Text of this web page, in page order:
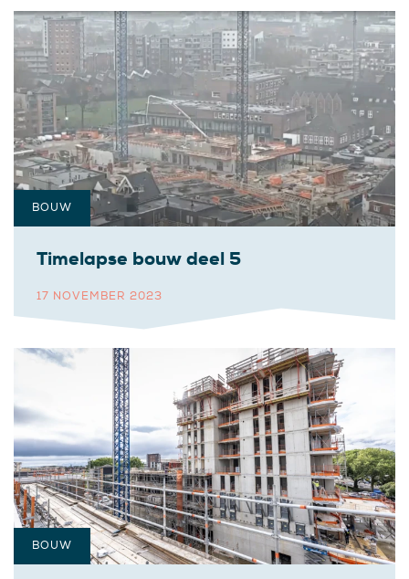
Timelapse bouw deel 5
17 NOVEMBER 2023
BOUW
BOUW